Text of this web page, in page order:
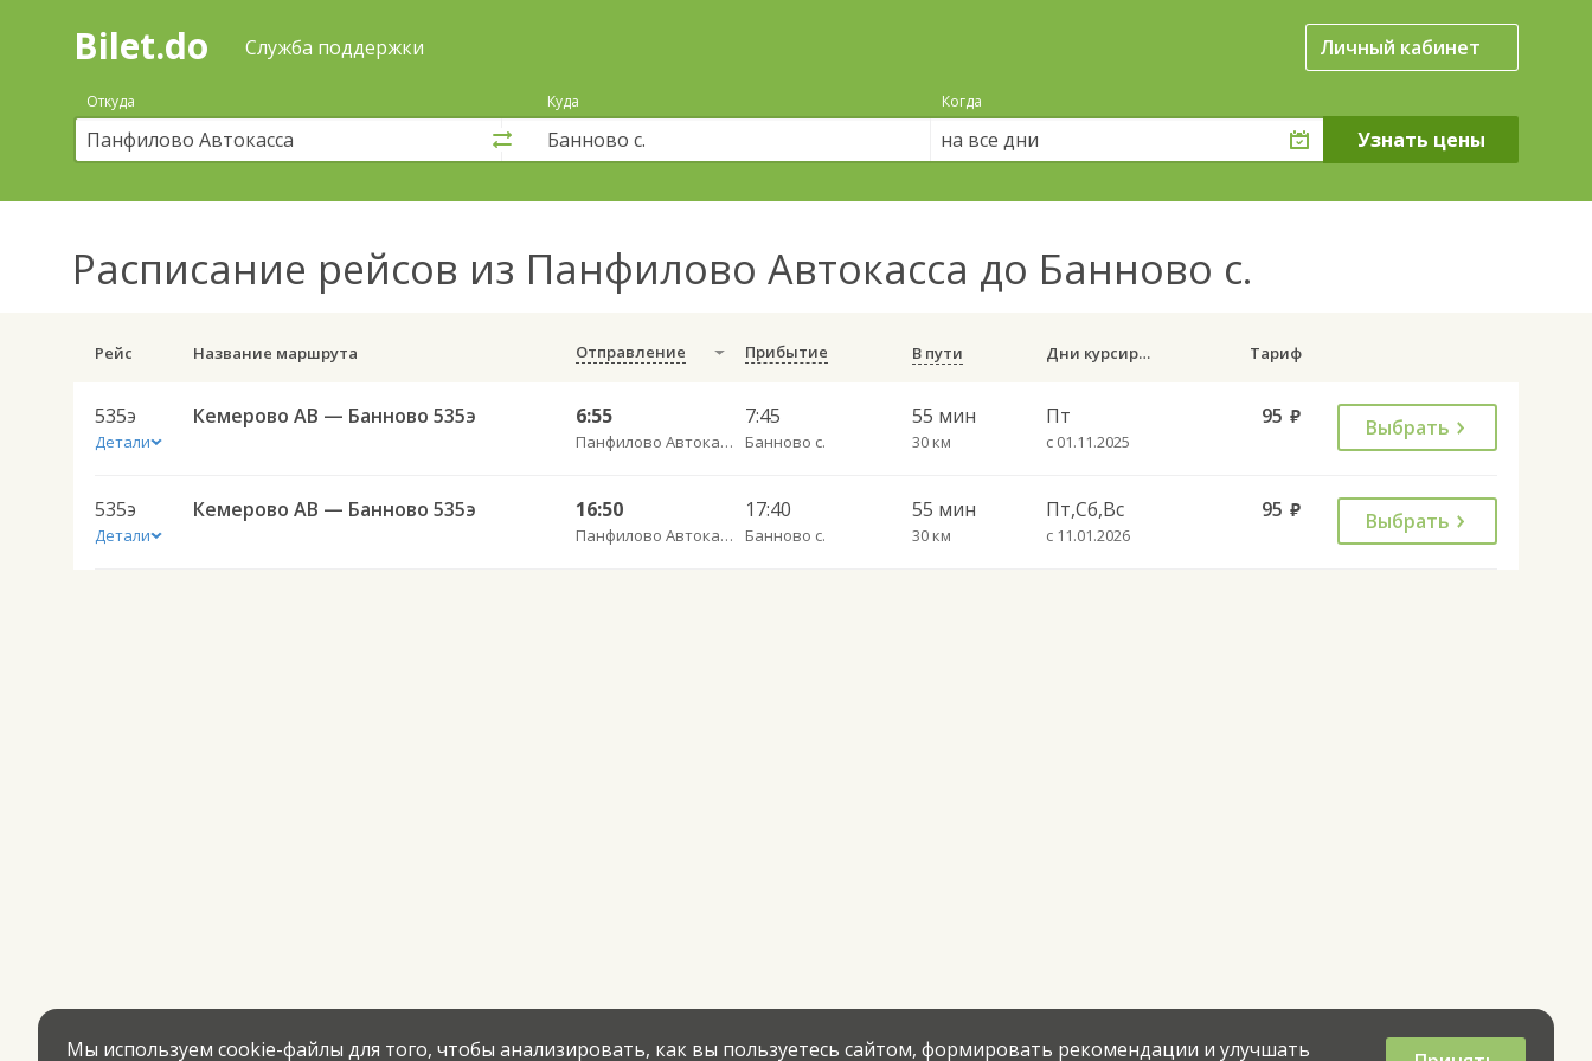
Поиск
покупка
билетов
автобус
онлайн
Bilet.do Служба поддержки Личный кабинет
Откуда Куда Когда
на все дни
Расписание рейсов из Панфилово Автокасса до Банново с.
Рейс Название маршрута Отправление Прибытие В пути Дни курсирования Тариф
535э
Детали
Кемерово АВ — Банново 535э 6:55
Панфилово Автокасса
7:45
Банново с.
55 мин
30 км
Пт
с 01.11.2025
95 руб. Выбрать
535э
Детали
Кемерово АВ — Банново 535э 16:50
Панфилово Автокасса
17:40
Банново с.
55 мин
30 км
Пт,Сб,Вс
с 11.01.2026
95 руб. Выбрать
Мы используем cookie-файлы для того, чтобы анализировать, как вы пользуетесь сайтом, формировать рекомендации и улучшать